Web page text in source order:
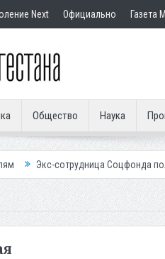
Next Официально Газета
Общество Наука
Соцфонда получила срок за